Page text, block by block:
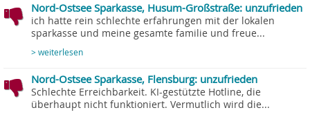
Nord-Ostsee Sparkasse, Husum-Großstraße: unzufrieden
ich hatte rein schlechte erfahrungen mit der lokalen
sparkasse und meine gesamte familie und freue...
> weiterlesen
Nord-Ostsee Sparkasse, Flensburg: unzufrieden
Schlechte Erreichbarkeit. KI-gestützte Hotline, die
überhaupt nicht funktioniert. Vermutlich wird die...